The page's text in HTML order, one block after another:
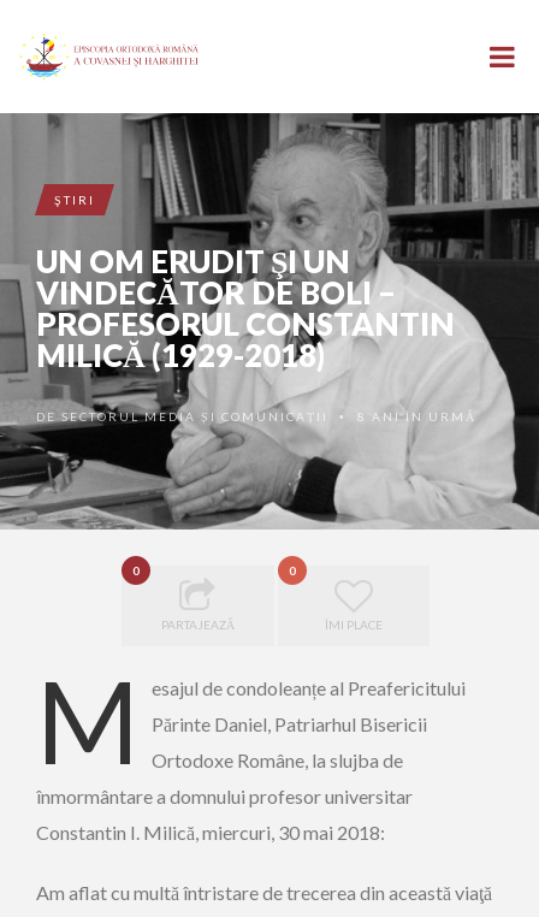
ŞTIRI
UN OM ERUDIT ŞI UN
VINDECĂTOR DE BOLI –
PROFESORUL CONSTANTIN
MILICĂ (1929-2018)
DE SECTORUL MEDIA ȘI COMUNICAȚII • 8 ANI ÎN URMĂ
0
PARTAJEAZĂ
0
ÎMI PLACE
M
esajul de condoleanțe al Preafericitului
Părinte Daniel, Patriarhul Bisericii
Ortodoxe Române, la slujba de
înmormântare a domnului profesor universitar
Constantin I. Milică, miercuri, 30 mai 2018:
Am aflat cu multă întristare de trecerea din această viaţă